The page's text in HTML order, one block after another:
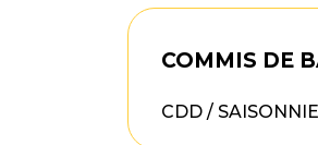
COMMIS DE
CDD /